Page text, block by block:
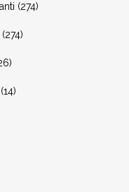
(274)
(274)
(14)